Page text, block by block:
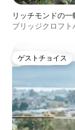
リッチモンドの一
ブリッジクロフト
ゲストチョイス
ゲストチョイス